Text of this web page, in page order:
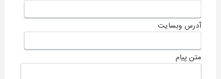
آدرس وبسایت
متن پیام